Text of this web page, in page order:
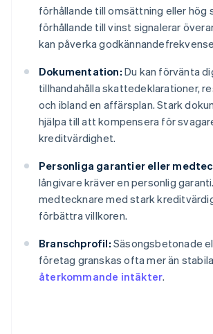
förhållande till omsättning eller hög
förhållande till vinst signalerar
kan påverka
Dokumentation: Du kan förvänta
tillhandahålla skattedeklarationer,
och ibland en affärsplan. Stark
hjälpa till att kompensera för
kreditvärdighet.
Personliga garantier eller
långivare kräver en personlig
medtecknare med stark
förbättra villkoren.
Branschprofil: Säsongsbetonade
företag granskas ofta mer än
återkommande intäkter.